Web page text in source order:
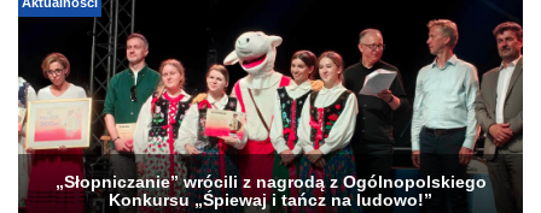
Aktualności
„Słopniczanie” wrócili z nagrodą z Ogólnopolskiego
Konkursu „Śpiewaj i tańcz na ludowo!”